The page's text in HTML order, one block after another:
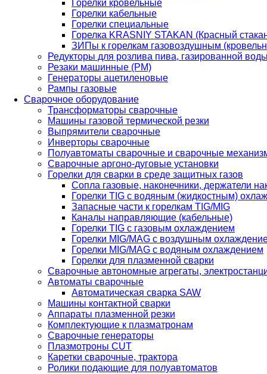
Горелки кровельные
Горелки кабельные
Горелки специальные
Горелка KRASNIY STAKAN (Красный
ЗИПы к горелкам газовоздушным
Редукторы для розлива пива, газированной
Резаки машинные (РМ)
Генераторы ацетиленовые
Рампы газовые
Сварочное оборудование
Трансформаторы сварочные
Машины газовой термической резки
Выпрямители сварочные
Инверторы сварочные
Полуавтоматы сварочные и сварочные
Сварочные аргоно-дуговые установки
Горелки для сварки в среде защитных газов
Сопла газовые, наконечники, держатели
Горелки TIG с водяным (жидкостным)
Запасные части к горелкам TIG/MIG
Каналы направляющие (кабельные)
Горелки TIG с газовым охлаждением
Горелки MIG/MAG с воздушным
Горелки MIG/MAG с водяным охлаждением
Горелки для плазменной сварки
Сварочные автономные агрегаты,
Автоматы сварочные
Автоматическая сварка SAW
Машины контактной сварки
Аппараты плазменной резки
Комплектующие к плазматронам
Сварочные генераторы
Плазмотроны CUT
Каретки сварочные, трактора
Ролики подающие для полуавтоматов